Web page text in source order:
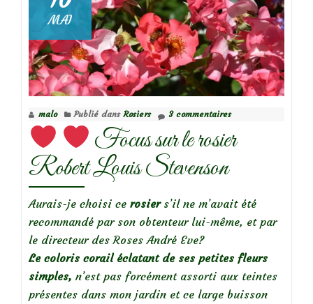
Focus
sur
le
rosier
Yen
Baï
MAI
malo Publié dans Rosiers 3 commentaires
Focus sur le rosier
Robert Louis Stevenson
Aurais-je choisi ce rosiers’il ne m’avait été
recommandé par son obtenteur lui-même, et par
le directeur des Roses André Eve?
Le coloris corail éclatant de ses petites fleurs
simples, n’est pas forcément assorti aux teintes
présentes dans mon jardin et ce large buisson